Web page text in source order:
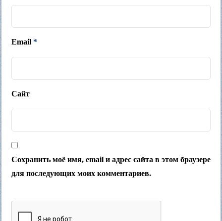
Email *
Сайт
Сохранить моё имя, email и адрес сайта в этом браузере
для последующих моих комментариев.